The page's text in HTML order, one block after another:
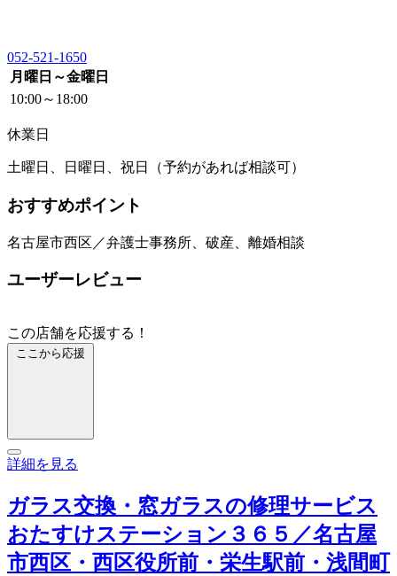
052-521-1650
月曜日～金曜日
10:00～18:00
休業日
土曜日、日曜日、祝日（予約があれば相談可）
おすすめポイント
名古屋市西区／弁護士事務所、破産、離婚相談
ユーザーレビュー
この店舗を応援する！
ここから応援
詳細を見る
ガラス交換・窓ガラスの修理サービス
おたすけステーション３６５／名古屋
市西区・西区役所前・栄生駅前・浅間町